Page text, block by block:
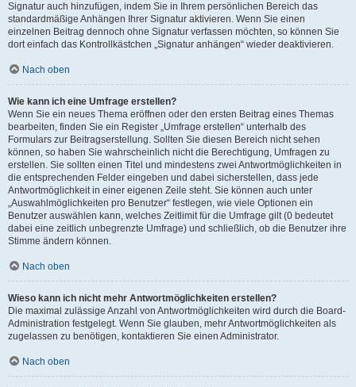
Signatur auch hinzufügen, indem Sie in Ihrem persönlichen Bereich das
standardmäßige Anhängen Ihrer Signatur aktivieren. Wenn Sie einen
einzelnen Beitrag dennoch ohne Signatur verfassen möchten, so können Sie
dort einfach das Kontrollkästchen „Signatur anhängen“ wieder deaktivieren.
Nach oben
Wie kann ich eine Umfrage erstellen?
Wenn Sie ein neues Thema eröffnen oder den ersten Beitrag eines Themas
bearbeiten, finden Sie ein Register „Umfrage erstellen“ unterhalb des
Formulars zur Beitragserstellung. Sollten Sie diesen Bereich nicht sehen
können, so haben Sie wahrscheinlich nicht die Berechtigung, Umfragen zu
erstellen. Sie sollten einen Titel und mindestens zwei Antwortmöglichkeiten in
die entsprechenden Felder eingeben und dabei sicherstellen, dass jede
Antwortmöglichkeit in einer eigenen Zeile steht. Sie können auch unter
„Auswahlmöglichkeiten pro Benutzer“ festlegen, wie viele Optionen ein
Benutzer auswählen kann, welches Zeitlimit für die Umfrage gilt (0 bedeutet
dabei eine zeitlich unbegrenzte Umfrage) und schließlich, ob die Benutzer ihre
Stimme ändern können.
Nach oben
Wieso kann ich nicht mehr Antwortmöglichkeiten erstellen?
Die maximal zulässige Anzahl von Antwortmöglichkeiten wird durch die Board-
Administration festgelegt. Wenn Sie glauben, mehr Antwortmöglichkeiten als
zugelassen zu benötigen, kontaktieren Sie einen Administrator.
Nach oben